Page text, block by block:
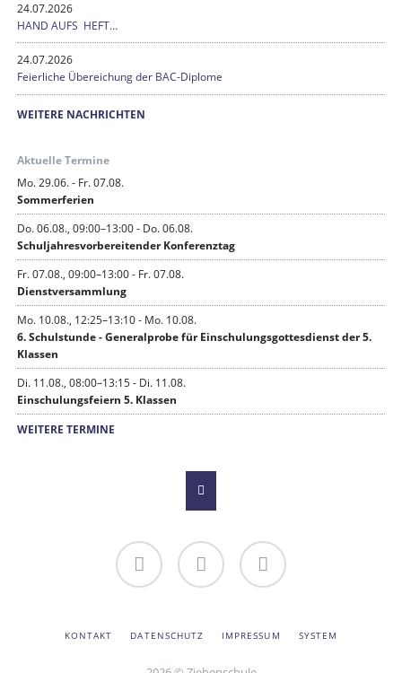
24.07.2026
HAND AUFS HEFT…
24.07.2026
Feierliche Übereichung der BAC-Diplome
WEITERE NACHRICHTEN
Aktuelle Termine
Mo. 29.06. - Fr. 07.08.
Sommerferien
Do. 06.08., 09:00–13:00 - Do. 06.08.
Schuljahresvorbereitender Konferenztag
Fr. 07.08., 09:00–13:00 - Fr. 07.08.
Dienstversammlung
Mo. 10.08., 12:25–13:10 - Mo. 10.08.
6. Schulstunde - Generalprobe für Einschulungsgottesdienst der 5.
Klassen
Di. 11.08., 08:00–13:15 - Di. 11.08.
Einschulungsfeiern 5. Klassen
WEITERE TERMINE
Ziehenschule!
der
NAVIGATION
KONTAKT DATENSCHUTZ IMPRESSUM SYSTEM